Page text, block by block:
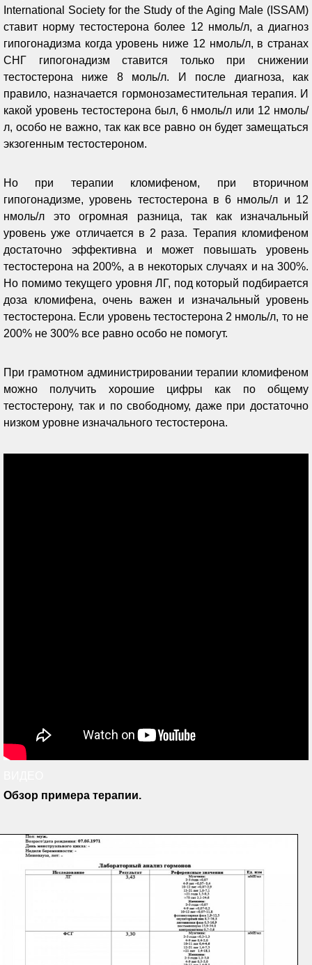
International Society for the Study of the Aging Male (ISSAM)
ставит норму тестостерона более 12 нмоль/л, а диагноз
гипогонадизма когда уровень ниже 12 нмоль/л, в странах
СНГ гипогонадизм ставится только при снижении
тестостерона ниже 8 моль/л. И после диагноза, как
правило, назначается гормонозаместительная терапия. И
какой уровень тестостерона был, 6 нмоль/л или 12 нмоль/
л, особо не важно, так как все равно он будет замещаться
экзогенным тестостероном.
Но при терапии кломифеном, при вторичном
гипогонадизме, уровень тестостерона в 6 нмоль/л и 12
нмоль/л это огромная разница, так как изначальный
уровень уже отличается в 2 раза. Терапия кломифеном
достаточно эффективна и может повышать уровень
тестостерона на 200%, а в некоторых случаях и на 300%.
Но помимо текущего уровня ЛГ, под который подбирается
доза кломифена, очень важен и изначальный уровень
тестостерона. Если уровень тестостерона 2 нмоль/л, то не
200% не 300% все равно особо не помогут.
При грамотном администрировании терапии кломифеном
можно получить хорошие цифры как по общему
тестостерону, так и по свободному, даже при достаточно
низком уровне изначального тестостерона.
Обзор примера терапии.